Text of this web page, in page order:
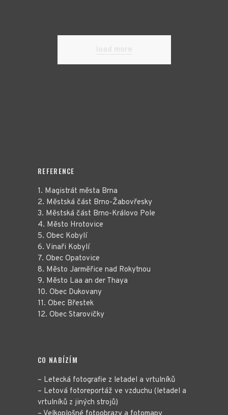
REFERENCE
1. Magistrát města Brna
2. Městská část Brno-Žabovřesky
3. Městská část Brno-Královo Pole
4. Město Hrotovice
5. Obec Kobylí
6. Vinaři Kobylí
7. Obec Opatovice
8. Město Jarměřice nad Rokytnou
9. Město Laa an der Thaya
10. Obec Dukovany
11. Obec Břestek
12. Obec Starovičky
CO NABÍZÍM
– Letecká fotografie z letadel a vrtulníků
– Letová fotoreportáž ve vzduchu (letadel a
vrtulníků z jiných strojů)